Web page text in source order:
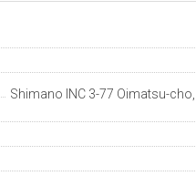
Shimano INC 3-77 Oimatsu-